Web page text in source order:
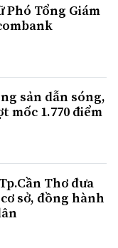
Phó Tổng Giám
sản dẫn sóng,
mốc 1.770 điểm
Thơ đưa
sở, đồng hành